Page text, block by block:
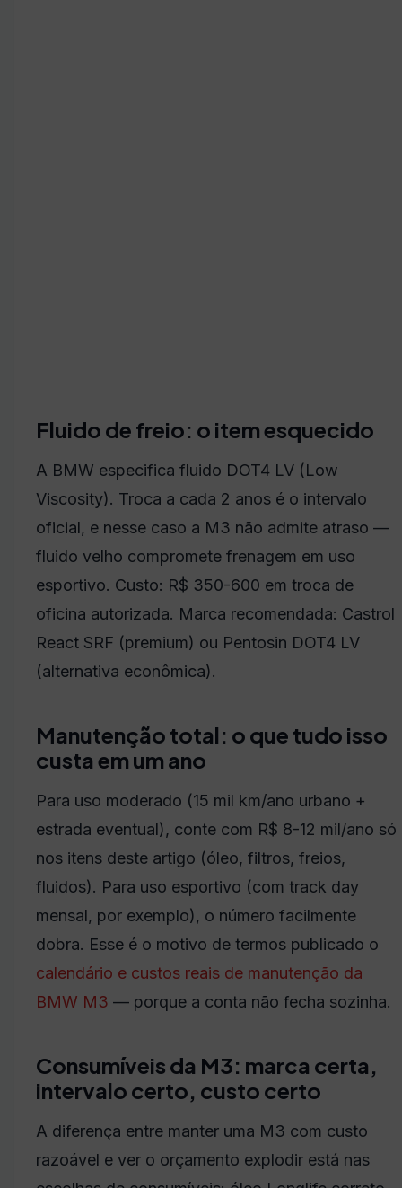
Fluido de freio: o item esquecido
A BMW especifica fluido DOT4 LV (Low
Viscosity). Troca a cada 2 anos é o intervalo
oficial, e nesse caso a M3 não admite atraso —
fluido velho compromete frenagem em uso
esportivo. Custo: R$ 350-600 em troca de
oficina autorizada. Marca recomendada: Castrol
React SRF (premium) ou Pentosin DOT4 LV
(alternativa econômica).
Manutenção total: o que tudo isso
custa em um ano
Para uso moderado (15 mil km/ano urbano +
estrada eventual), conte com R$ 8-12 mil/ano só
nos itens deste artigo (óleo, filtros, freios,
fluidos). Para uso esportivo (com track day
mensal, por exemplo), o número facilmente
dobra. Esse é o motivo de termos publicado o
calendário e custos reais de manutenção da
BMW M3 — porque a conta não fecha sozinha.
Consumíveis da M3: marca certa,
intervalo certo, custo certo
A diferença entre manter uma M3 com custo
razoável e ver o orçamento explodir está nas